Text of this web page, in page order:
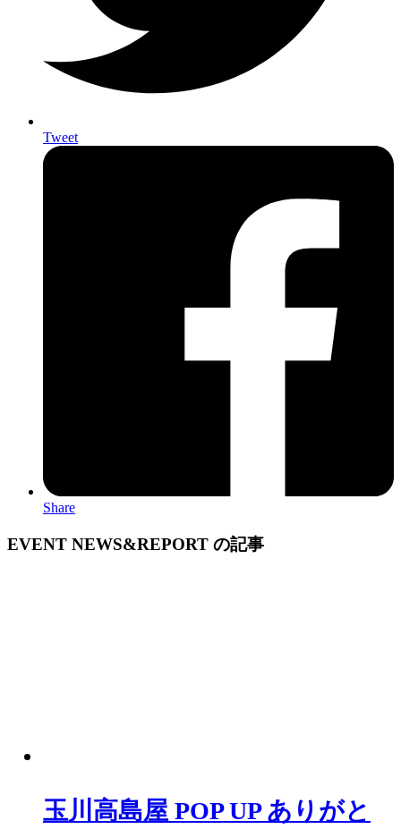
Tweet
Share
EVENT NEWS&REPORT の記事
玉川高島屋 POP UP ありがと